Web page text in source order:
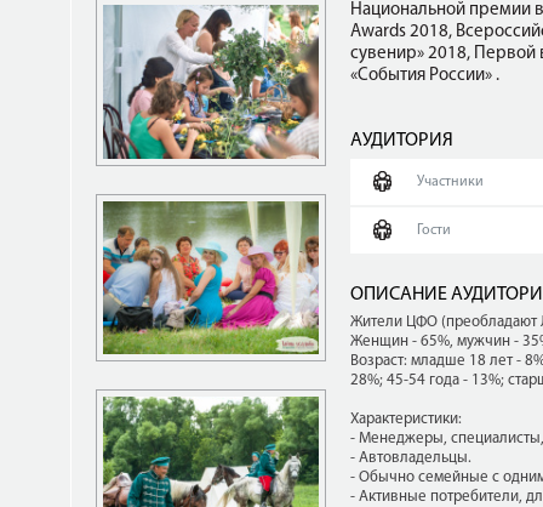
Национальной премии
Awards 2018,
сувенир» 2018,
«События России» .
АУДИТОРИЯ
Участники
Гости
ОПИСАНИЕ
Жители ЦФО (преобладают
Женщин - 65%, мужчин -
Возраст: младше 18 лет -
28%; 45-54 года - 13%;
Характеристики:
- Менеджеры,
- Автовладельцы.
- Обычно семейные с
- Активные потребители,